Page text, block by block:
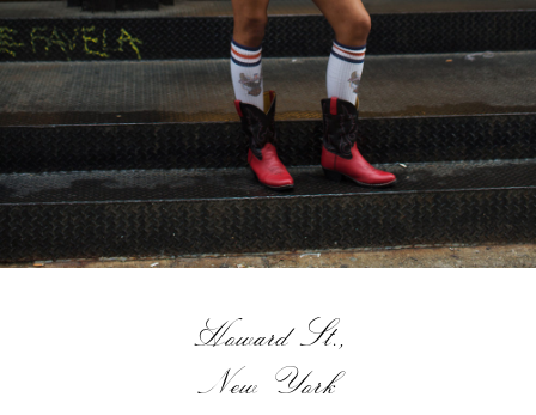
Howard St.,
New York